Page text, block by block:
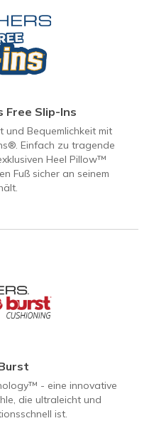
Free Slip-Ins
und Bequemlichkeit mit
Einfach zu tragende
Heel Pillow™
Fuß sicher an seinem
- eine innovative
die ultraleicht und
ist.